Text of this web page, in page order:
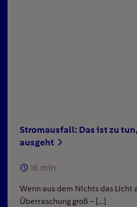
Stromausfall: Das ist zu
ausgeht
16 min
Wenn aus dem Nichts das Licht
Überraschung groß – […]